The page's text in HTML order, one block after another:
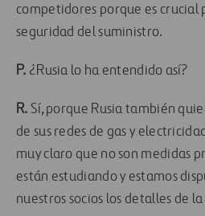
competidores porque es crucial
seguridad del suministro.
P. ¿Rusia lo ha entendido así?
R. Sí, porque Rusia también
de sus redes de gas y
muy claro que no son medidas
están estudiando y estamos
nuestros socios los detalles de